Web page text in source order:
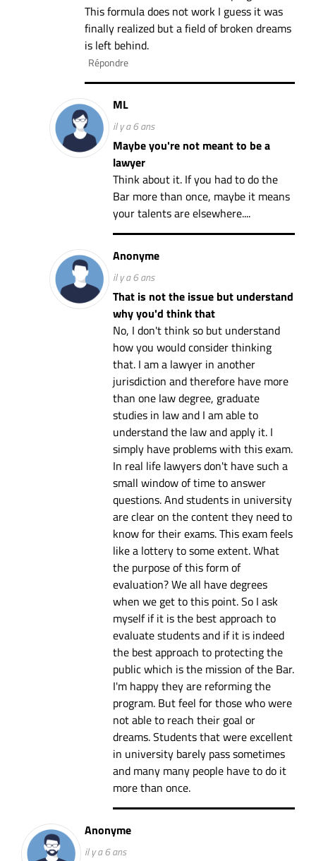
This formula does not work I guess it was
finally realized but a field of broken dreams
is left behind.
Répondre
ML
il y a 6 ans
Maybe you're not meant to be a
lawyer
Think about it. If you had to do the
Bar more than once, maybe it means
your talents are elsewhere....
Anonyme
il y a 6 ans
That is not the issue but understand
why you'd think that
No, I don't think so but understand
how you would consider thinking
that. I am a lawyer in another
jurisdiction and therefore have more
than one law degree, graduate
studies in law and I am able to
understand the law and apply it. I
simply have problems with this exam.
In real life lawyers don't have such a
small window of time to answer
questions. And students in university
are clear on the content they need to
know for their exams. This exam feels
like a lottery to some extent. What
the purpose of this form of
evaluation? We all have degrees
when we get to this point. So I ask
myself if it is the best approach to
evaluate students and if it is indeed
the best approach to protecting the
public which is the mission of the Bar.
I'm happy they are reforming the
program. But feel for those who were
not able to reach their goal or
dreams. Students that were excellent
in university barely pass sometimes
and many many people have to do it
more than once.
Anonyme
il y a 6 ans